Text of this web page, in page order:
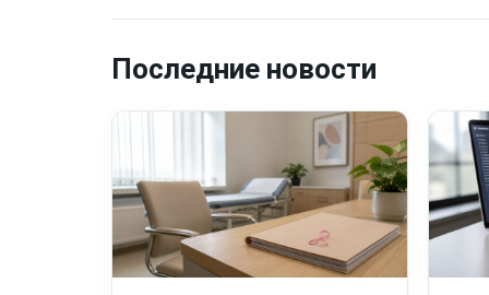
Последние новости